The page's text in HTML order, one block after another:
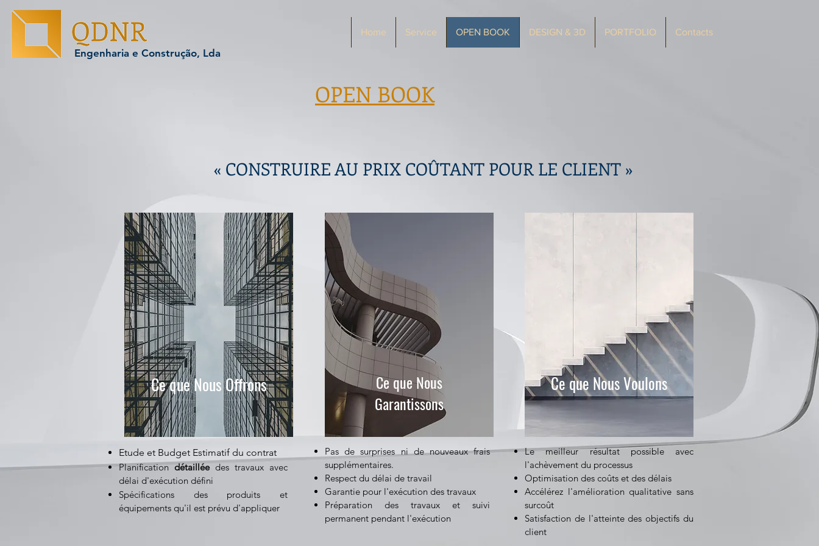
Engenharia e Construção, Lda
Home Service OPEN BOOK DESIGN & 3D PORTFOLIO Contacts
OPEN BOOK
« CONSTRUIRE AU PRIX COÛTANT POUR LE CLIENT »
Ce que Nous Offrons
Etude et Budget Estimatif du contrat
Planification détailléedes travaux avec
délai d'exécution défini
Spécifications des produits et
équipements qu'il est prévu d'appliquer
Ce que Nous
Garantissons
Pas de surprises ni de nouveaux frais
supplémentaires.
Respect du délai de travail
Garantie pour l'exécution des travaux
Préparation des travaux et suivi
permanent pendant l'exécution
Ce que Nous Voulons
Le meilleur résultat possible avec
l'achèvement du processus
Optimisation des coûts et des délais
Accélérez l'amélioration qualitative sans
surcoût
Satisfaction de l'atteinte des objectifs du
client